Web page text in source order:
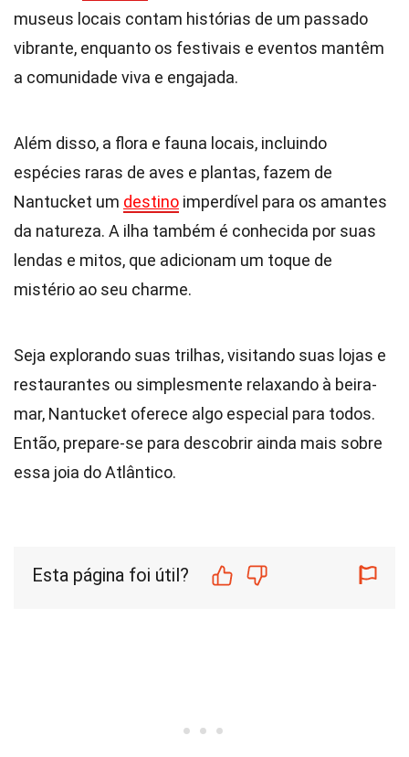
museus locais contam histórias de um passado
vibrante, enquanto os festivais e eventos mantêm
a comunidade viva e engajada.
Além disso, a flora e fauna locais, incluindo
espécies raras de aves e plantas, fazem de
Nantucket um destino imperdível para os amantes
da natureza. A ilha também é conhecida por suas
lendas e mitos, que adicionam um toque de
mistério ao seu charme.
Seja explorando suas trilhas, visitando suas lojas e
restaurantes ou simplesmente relaxando à beira-
mar, Nantucket oferece algo especial para todos.
Então, prepare-se para descobrir ainda mais sobre
essa joia do Atlântico.
Esta página foi útil?